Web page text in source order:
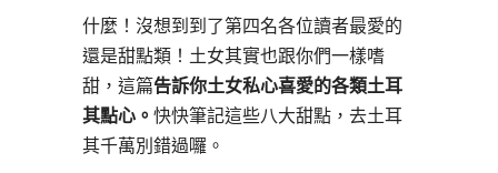
什麼！沒想到到了第四名各位讀者最愛的
還是甜點類！土女其實也跟你們一樣嗜
甜，這篇告訴你土女私心喜愛的各類土耳
其點心。 快快筆記這些八大甜點，去土耳
其千萬別錯過囉。